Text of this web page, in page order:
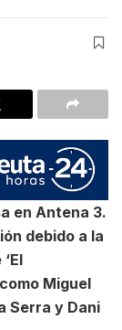
en Antena 3.
debido a la
Miguel
Serra y Dani